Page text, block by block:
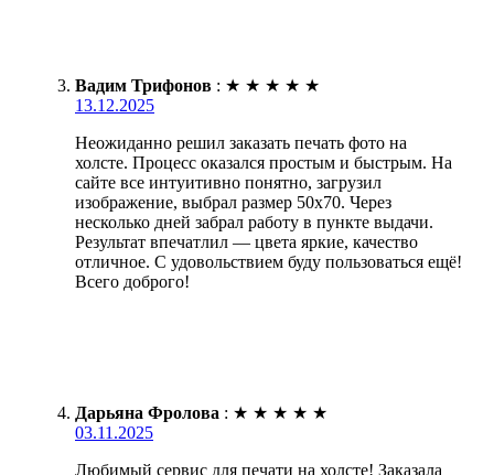
Вадим Трифонов : ★ ★ ★ ★ ★
13.12.2025
Неожиданно решил заказать печать фото на
холсте. Процесс оказался простым и быстрым. На
сайте все интуитивно понятно, загрузил
изображение, выбрал размер 50х70. Через
несколько дней забрал работу в пункте выдачи.
Результат впечатлил — цвета яркие, качество
отличное. С удовольствием буду пользоваться ещё!
Всего доброго!
Дарьяна Фролова : ★ ★ ★ ★ ★
03.11.2025
Любимый сервис для печати на холсте! Заказала